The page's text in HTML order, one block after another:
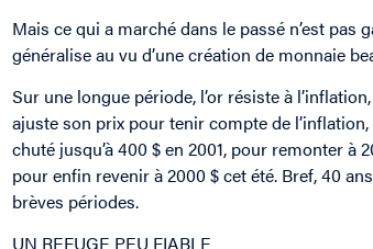
Mais ce qui a marché dans le passé n’est pas
généralise au vu d’une création de monnaie
Sur une longue période, l’or résiste à
ajuste son prix pour tenir compte de l’inflation,
chuté jusqu’à 400 $ en 2001, pour remonter à
pour enfin revenir à 2000 $ cet été. Bref, 40
brèves périodes.
UN REFUGE PEU FIABLE